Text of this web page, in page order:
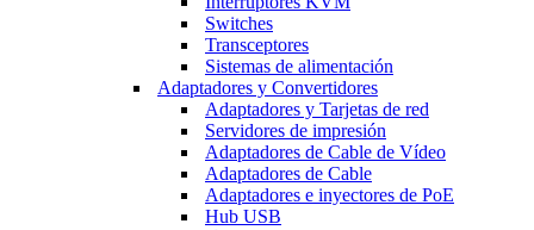
Switches
Transceptores
Sistemas de alimentación
Adaptadores y Convertidores
Adaptadores y Tarjetas de red
Servidores de impresión
Adaptadores de Cable de Vídeo
Adaptadores de Cable
Adaptadores e inyectores de PoE
Hub USB